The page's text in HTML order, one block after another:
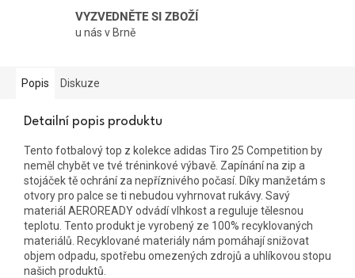
VYZVEDNĚTE SI ZBOŽÍ
u nás v Brně
Popis Diskuze
Detailní popis produktu
Tento fotbalový top z kolekce adidas Tiro 25 Competition by
neměl chybět ve tvé tréninkové výbavě. Zapínání na zip a
stojáček tě ochrání za nepříznivého počasí. Díky manžetám s
otvory pro palce se ti nebudou vyhrnovat rukávy. Savý
materiál AEROREADY odvádí vlhkost a reguluje tělesnou
teplotu. Tento produkt je vyrobený ze 100% recyklovaných
materiálů. Recyklované materiály nám pomáhají snižovat
objem odpadu, spotřebu omezených zdrojů a uhlíkovou stopu
našich produktů.